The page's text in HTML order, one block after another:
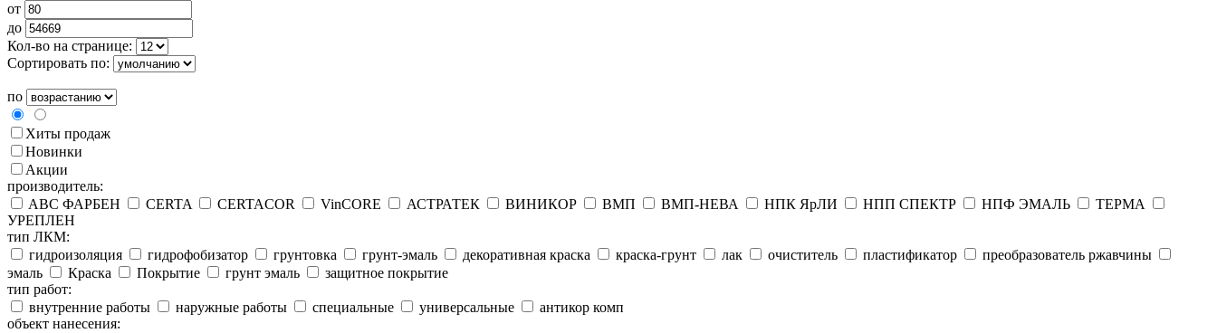
от
до
Кол-во на странице:
Сортировать по:
по
Хиты продаж
Новинки
Акции
производитель:
ABC ФАРБЕН
CERTA CERTACOR VinCORE АСТРАТЕК ВИНИКОР ВМП ВМП-НЕВА НПК ЯрЛИ НПП СПЕКТР НПФ ЭМАЛЬ
ТЕРМА
УРЕПЛЕН
тип ЛКМ:
гидроизоляция
гидрофобизатор грунтовка грунт-эмаль декоративная краска краска-грунт лак очиститель пластификатор
преобразователь ржавчины
эмаль
Краска Покрытие грунт эмаль
защитное покрытие
тип работ:
внутренние работы
наружные работы специальные универсальные
антикор комп
объект нанесения: